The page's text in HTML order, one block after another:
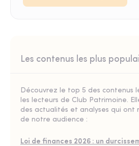
Les contenus les plus
Découvrez le top 5 des contenus
les lecteurs de Club Patrimoine.
des actualités et analyses qui ont
de notre audience :
Loi de finances 2026 : un